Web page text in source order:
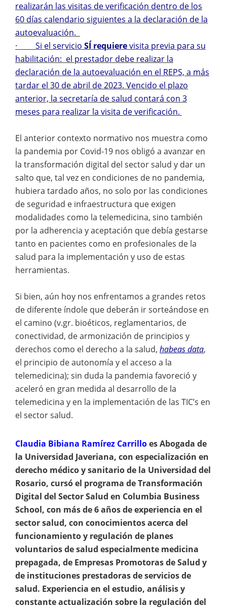
realizarán las visitas de verificación dentro de los
60 días calendario siguientes a la declaración de la
autoevaluación.
· Si el servicio SÍ requierevisita previa para su
habilitación: el prestador debe realizar la
declaración de la autoevaluación en el REPS, a más
tardar el 30 de abril de 2023. Vencido el plazo
anterior, la secretaría de salud contará con 3
meses para realizar la visita de verificación.
El anterior contexto normativo nos muestra como
la pandemia por Covid-19 nos obligó a avanzar en
la transformación digital del sector salud y dar un
salto que, tal vez en condiciones de no pandemia,
hubiera tardado años, no solo por las condiciones
de seguridad e infraestructura que exigen
modalidades como la telemedicina, sino también
por la adherencia y aceptación que debía gestarse
tanto en pacientes como en profesionales de la
salud para la implementación y uso de estas
herramientas.
Si bien, aún hoy nos enfrentamos a grandes retos
de diferente índole que deberán ir sorteándose en
el camino (v.gr. bioéticos, reglamentarios, de
conectividad, de armonización de principios y
derechos como el derecho a la salud, habeas data,
el principio de autonomía y el acceso a la
telemedicina); sin duda la pandemia favoreció y
aceleró en gran medida al desarrollo de la
telemedicina y en la implementación de las TIC’s en
el sector salud.
Claudia Bibiana Ramírez Carrilloes Abogada de
la Universidad Javeriana, con especialización en
derecho médico y sanitario de la Universidad del
Rosario, cursó el programa de Transformación
Digital del Sector Salud en Columbia Business
School, con más de 6 años de experiencia en el
sector salud, con conocimientos acerca del
funcionamiento y regulación de planes
voluntarios de salud especialmente medicina
prepagada, de Empresas Promotoras de Salud y
de instituciones prestadoras de servicios de
salud. Experiencia en el estudio, análisis y
constante actualización sobre la regulación del